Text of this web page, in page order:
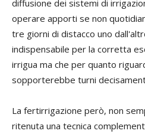
diffusione dei sistemi di
operare apporti se non
tre giorni di distacco uno
indispensabile per la corretta
irrigua ma che per quanto
sopporterebbe turni
La fertirrigazione però, non
ritenuta una tecnica